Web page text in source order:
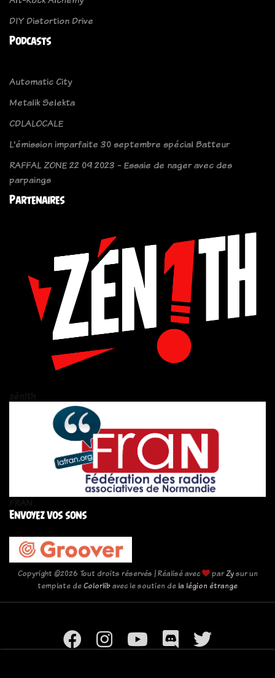
DIY Distortion Drive
Podcasts
Automatic City
Metalik Selekta
CDLALOCALE
L'émission imparfaite 30 septembre spécial Batteur
RAFFAL ZONE 22 09 2023 - Essaie de nager avec des
parpaings
Partenaires
Envoyez vos sons
Copyright ©2026 Tout droits réservés | Réalisé avec parZysur un
template deColorlibavec le soutien de la légion étrange